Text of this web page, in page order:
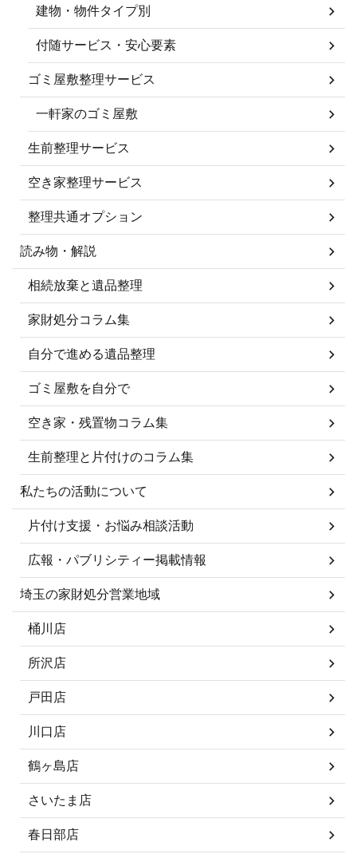
建物・物件タイプ別
付随サービス・安心要素
ゴミ屋敷整理サービス
一軒家のゴミ屋敷
生前整理サービス
空き家整理サービス
整理共通オプション
読み物・解説
相続放棄と遺品整理
家財処分コラム集
自分で進める遺品整理
ゴミ屋敷を自分で
空き家・残置物コラム集
生前整理と片付けのコラム集
私たちの活動について
片付け支援・お悩み相談活動
広報・パブリシティー掲載情報
埼玉の家財処分営業地域
桶川店
所沢店
戸田店
川口店
鶴ヶ島店
さいたま店
春日部店